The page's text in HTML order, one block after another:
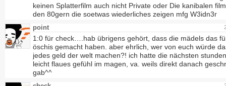
keinen Splatterfilm auch nicht Private oder Die kanibalen
den 80gern die soetwas wiederliches zeigen mfg W3idn3r
point
1:0 für check….hab übrigens gehört, dass die mädels das
öschis gemacht haben. aber ehrlich, wer von euch würde
jedes geld der welt machen?! ich hatte die nächsten
leicht flaues gefühl im magen, va. weils direkt danach
gab^^